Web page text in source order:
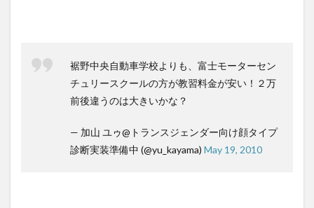
裾野中央自動車学校よりも、富士モーターセン
チュリースクールの方が教習料金が安い！２万
前後違うのは大きいかな？
— 加山 ユゥ@トランスジェンダー向け顔タイプ
診断実装準備中 (@yu_kayama) May 19, 2010